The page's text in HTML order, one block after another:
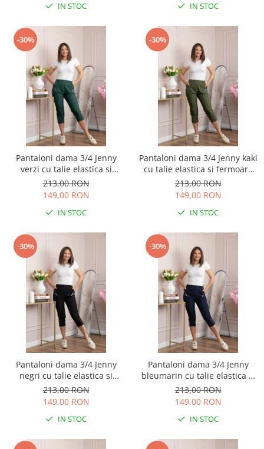
IN STOC IN STOC
-30%
Pantaloni dama 3/4 Jenny
verzi cu talie elastica si
fermoare decorative
213,00 RON
149,00 RON
IN STOC
-30%
Pantaloni dama 3/4 Jenny kaki
cu talie elastica si fermoare
decorative
213,00 RON
149,00 RON
IN STOC
-30%
Pantaloni dama 3/4 Jenny
negri cu talie elastica si
fermoare decorative
213,00 RON
149,00 RON
IN STOC
-30%
Pantaloni dama 3/4 Jenny
bleumarin cu talie elastica si
fermoare decorative
213,00 RON
149,00 RON
IN STOC